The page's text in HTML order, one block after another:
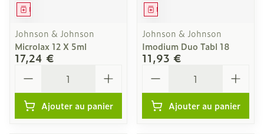
Médicament
Johnson & Johnson
Microlax 12 X 5ml
17,24 €
Ajouter au panier
Médicament
Johnson & Johnson
Imodium Duo Tabl 18
11,93 €
Ajouter au panier